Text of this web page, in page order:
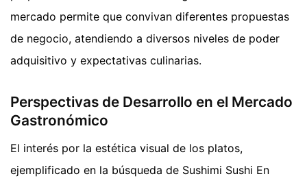
mercado permite que convivan diferentes propuestas
de negocio, atendiendo a diversos niveles de poder
adquisitivo y expectativas culinarias.
Perspectivas de Desarrollo en el Mercado
Gastronómico
El interés por la estética visual de los platos,
ejemplificado en la búsqueda de Sushimi Sushi En